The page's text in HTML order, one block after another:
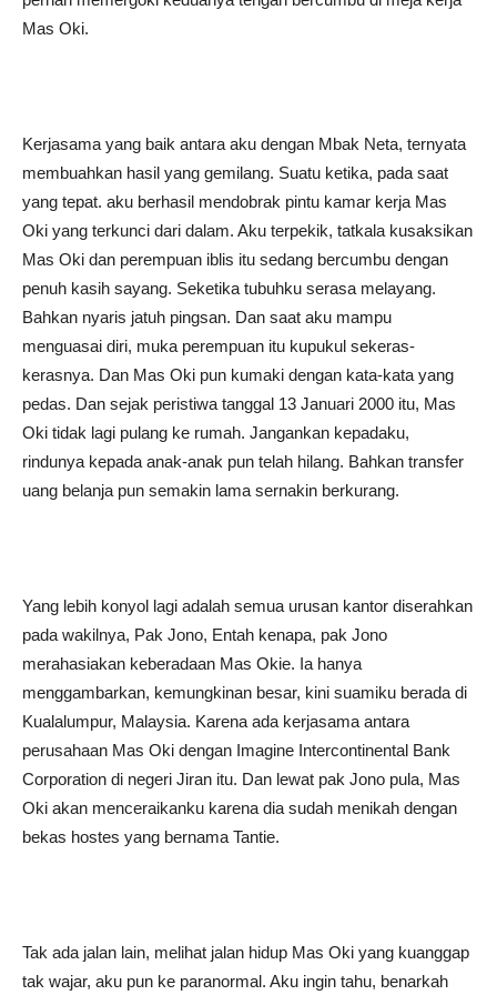
Mas Oki.
Kerjasama yang baik antara aku dengan Mbak Neta, ternyata
membuahkan hasil yang gemilang. Suatu ketika, pada saat
yang tepat. aku berhasil mendobrak pintu kamar kerja Mas
Oki yang terkunci dari dalam. Aku terpekik, tatkala kusaksikan
Mas Oki dan perempuan iblis itu sedang bercumbu dengan
penuh kasih sayang. Seketika tubuhku serasa melayang.
Bahkan nyaris jatuh pingsan. Dan saat aku mampu
menguasai diri, muka perempuan itu kupukul sekeras-
kerasnya. Dan Mas Oki pun kumaki dengan kata-kata yang
pedas. Dan sejak peristiwa tanggal 13 Januari 2000 itu, Mas
Oki tidak lagi pulang ke rumah. Jangankan kepadaku,
rindunya kepada anak-anak pun telah hilang. Bahkan transfer
uang belanja pun semakin lama sernakin berkurang.
Yang lebih konyol lagi adalah semua urusan kantor diserahkan
pada wakilnya, Pak Jono, Entah kenapa, pak Jono
merahasiakan keberadaan Mas Okie. Ia hanya
menggambarkan, kemungkinan besar, kini suamiku berada di
Kualalumpur, Malaysia. Karena ada kerjasama antara
perusahaan Mas Oki dengan Imagine Intercontinental Bank
Corporation di negeri Jiran itu. Dan lewat pak Jono pula, Mas
Oki akan menceraikanku karena dia sudah menikah dengan
bekas hostes yang bernama Tantie.
Tak ada jalan lain, melihat jalan hidup Mas Oki yang kuanggap
tak wajar, aku pun ke paranormal. Aku ingin tahu, benarkah